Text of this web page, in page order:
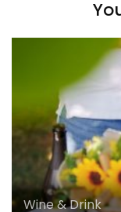
Wine & Drink